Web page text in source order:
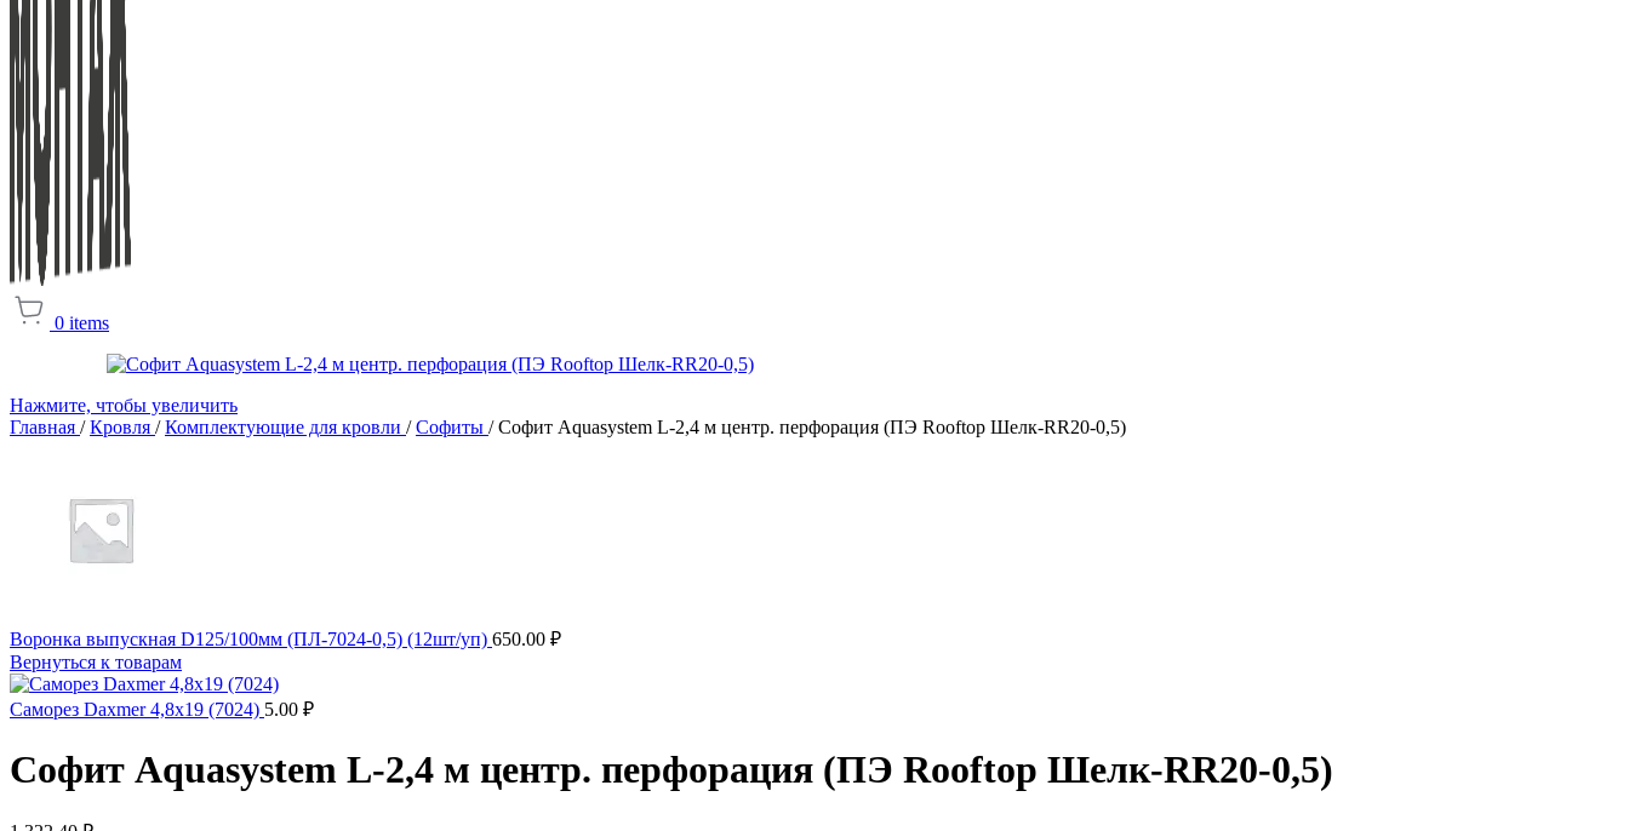
0 items
Нажмите, чтобы увеличить
Главная / Кровля / Комплектующие для кровли / Софиты / Софит Aquasystem L-2,4 м центр. перфорация (ПЭ Rooftop Шелк-RR20-0,5)
Воронка выпускная D125/100мм (ПЛ-7024-0,5) (12шт/уп) 650.00 ₽
Вернуться к товарам
Саморез Daxmer 4,8х19 (7024) 5.00 ₽
Софит Aquasystem L-2,4 м центр. перфорация (ПЭ Rooftop Шелк-RR20-0,5)